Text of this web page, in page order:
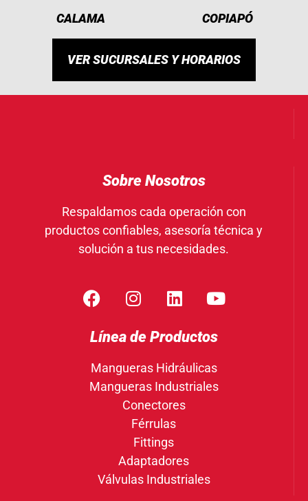
CALAMA
COPIAPÓ
VER SUCURSALES Y HORARIOS
Sobre Nosotros
Respaldamos cada operación con
productos confiables, asesoría técnica y
solución a tus necesidades.
Línea de Productos
Mangueras Hidráulicas
Mangueras Industriales
Conectores
Férrulas
Fittings
Adaptadores
Válvulas Industriales